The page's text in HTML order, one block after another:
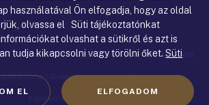
|Impresszum|Jogi nyilatkozat|Adatkezelési
| Gyakorlati tudnivalók a honlappal
kapcsolatban
használatával Ön elfogadja, hogy az oldal
olvassa el Süti tájékoztatónkat
olvashat a sütikről és azt is
tudja kikapcsolni vagy törölni őket.Süti
EL ELFOGADOM